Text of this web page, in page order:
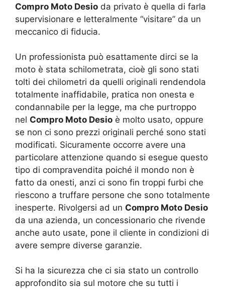
Compro Moto Desio da privato è quella di farla
supervisionare e letteralmente “visitare” da un
meccanico di fiducia.
Un professionista può esattamente dirci se la
moto è stata schilometrata, cioè gli sono stati
tolti dei chilometri da quelli originali rendendola
totalmente inaffidabile, pratica non onesta e
condannabile per la legge, ma che purtroppo
nel Compro Moto Desio è molto usato, oppure
se non ci sono prezzi originali perché sono stati
modificati. Sicuramente occorre avere una
particolare attenzione quando si esegue questo
tipo di compravendita poiché il mondo non è
fatto da onesti, anzi ci sono fin troppi furbi che
riescono a truffare persone che sono totalmente
inesperte. Rivolgersi ad un Compro Moto Desio
da una azienda, un concessionario che rivende
anche auto usate, pone il cliente in condizioni di
avere sempre diverse garanzie.
Si ha la sicurezza che ci sia stato un controllo
approfondito sia sul motore che su tutti i